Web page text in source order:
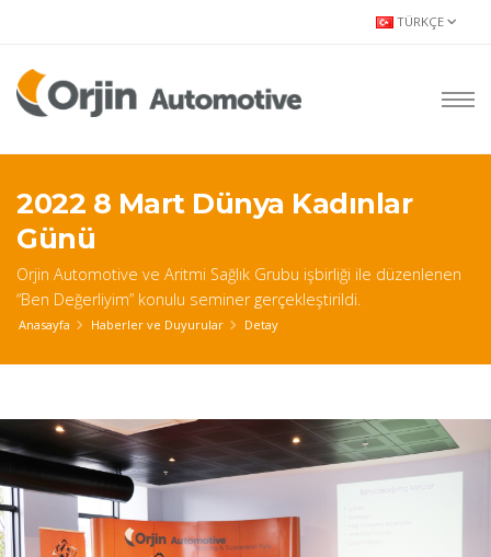
TÜRKÇE
2022 8 Mart Dünya Kadınlar
Günü
Orjin Automotive ve Aritmi Sağlık Grubu işbirliği ile düzenlenen
“Ben Değerliyim” konulu seminer gerçekleştirildi.
Anasayfa Haberler ve Duyurular Detay